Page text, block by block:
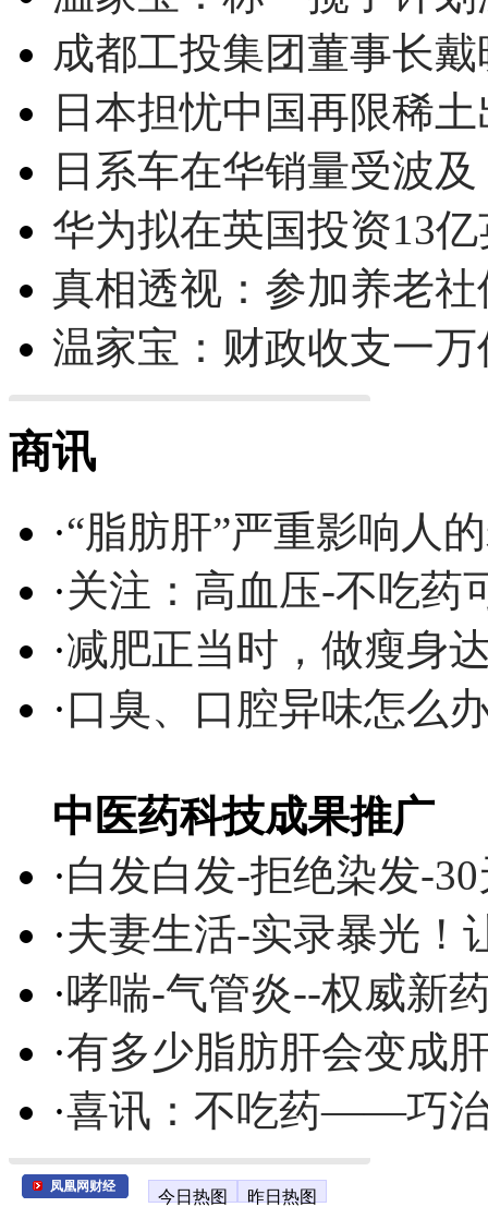
成都工投集团董事长
日本担忧中国再限稀
日系车在华销量受波
华为拟在英国投资13
真相透视：参加养老
温家宝：财政收支一
商讯
·“脂肪肝”严重影响人
·关注：高血压-不吃药
·减肥正当时，做瘦身
·口臭、口腔异味怎么
中医药科技成果推广
·白发白发-拒绝染发-
·夫妻生活-实录暴光！
·哮喘-气管炎--权威新
·有多少脂肪肝会变成
·喜讯：不吃药——巧
凤凰网财经
今日热图 昨日热图